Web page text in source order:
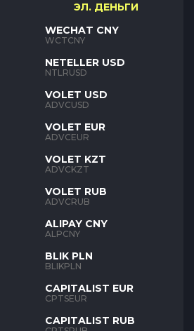
ЭЛ. ДЕНЬГИ
WECHAT CNY
WCTCNY
NETELLER USD
NTLRUSD
VOLET USD
ADVCUSD
VOLET EUR
ADVCEUR
VOLET KZT
ADVCKZT
VOLET RUB
ADVCRUB
ALIPAY CNY
ALPCNY
BLIK PLN
BLIKPLN
CAPITALIST EUR
CPTSEUR
CAPITALIST RUB